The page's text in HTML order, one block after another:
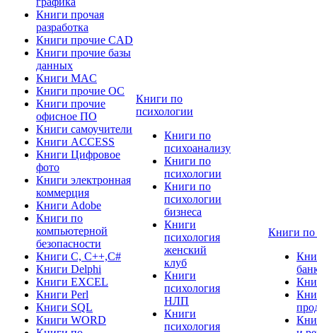
Книги прочая
разработка
Книги прочие CAD
Книги прочие базы
данных
Книги MAC
Книги прочие ОС
Книги прочие
офисное ПО
Книги самоучители
Книги ACCESS
Книги Цифровое
фото
Книги электронная
коммерция
Книги Adobe
Книги по
компьютерной
безопасности
Книги C, C++,С#
Книги Delphi
Книги EXCEL
Книги Perl
Книги SQL
Книги WORD
Книги по
психологии
Книги по
психоанализу
Книги по
психологии
Книги по
психологии
бизнеса
Книги
психология
женский
клуб
Книги
психология
НЛП
Книги
психология
Книги по